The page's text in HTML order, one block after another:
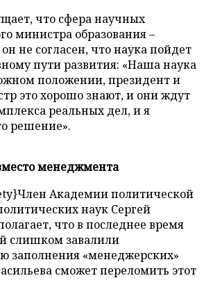
что сфера научных
министра образования –
не согласен, что наука пойдет
пути развития: «Наша наука
положении, президент и
это хорошо знают, и они ждут
реальных дел, и я
решение».
менеджмента
Академии политической
наук Сергей
что в последнее время
слишком завалили
заполнения «менеджерских»
сможет переломить этот